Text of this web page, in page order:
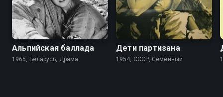
7.2
Альпийская баллада
1965, Беларусь, Драма
6.4
Дети партизана
1954, СССР, Семейный